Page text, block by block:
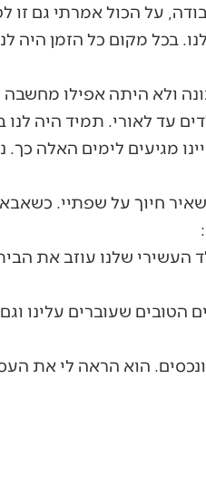
על הכול אמרתי גם זו
בכל מקום כל הזמן היה
ולא היתה אפילו מחשבה
עד לאורי. תמיד היה לנו
מגיעים לימים האלה כך.
חיוך על שפתיי. כשאבא
העשירי שלנו עוזב את
הטובים שעוברים עלינו
הוא הראה לי את